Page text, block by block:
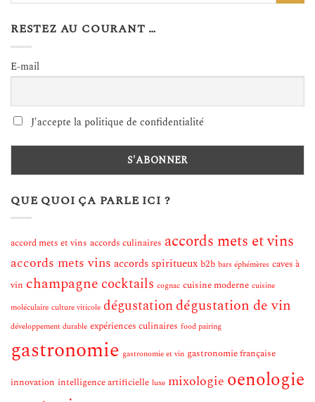
RESTEZ AU COURANT …
E-mail
J'accepte la politique de confidentialité
QUE QUOI ÇA PARLE ICI ?
accord mets et vins accords culinaires accords mets et vins
accords mets vins accords spiritueux b2b bars éphémères caves à
vin champagne cocktails cognac cuisine moderne cuisine
moléculaire culture viticole dégustationdégustation de vin
développement durable expériences culinaires food pairing
gastronomie gastronomie et vin gastronomie française
innovation intelligence artificielle luxe mixologie oenologie